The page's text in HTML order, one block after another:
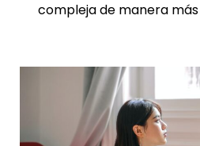
compleja de manera más